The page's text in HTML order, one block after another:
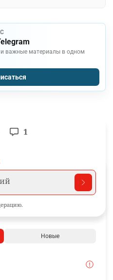
важные материалы в одном
1
Новые